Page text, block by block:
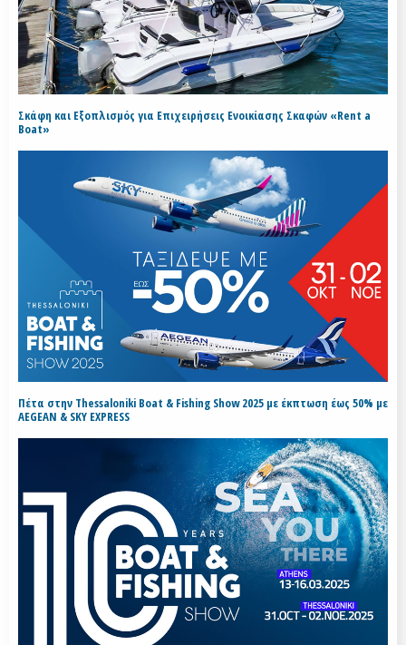
Σκάφη και Εξοπλισμός για Επιχειρήσεις Ενοικίασης Σκαφών «Rent a
Boat»
Πέτα στην Thessaloniki Boat & Fishing Show 2025 με έκπτωση έως 50% με
AEGEAN & SKY EXPRESS